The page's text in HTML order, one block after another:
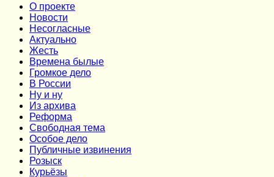
О проекте
Новости
Несогласные
Актуально
Жесть
Времена былые
Громкое дело
В России
Ну и ну
Из архива
Реформа
Cвободная тема
Особое дело
Публичные извинения
Розыск
Курьёзы